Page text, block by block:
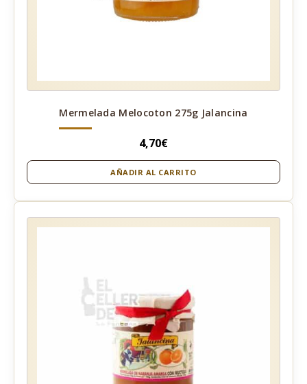
Mermelada Melocoton 275g Jalancina
4,70€
AÑADIR AL CARRITO